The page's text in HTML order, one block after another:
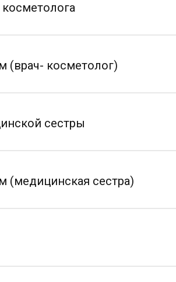
(врач- косметолог)
сестры
(медицинская сестра)